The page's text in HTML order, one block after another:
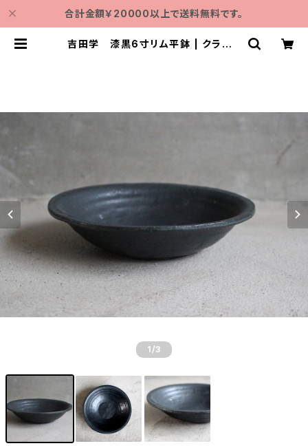
合計金額￥20000以上で送料無料です。
吉田学 漆黒6寸リム平鉢 | クラシノ
1 /3